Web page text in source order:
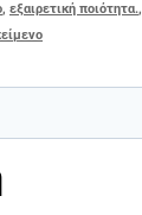
, εξαιρετική ποιότητα.,